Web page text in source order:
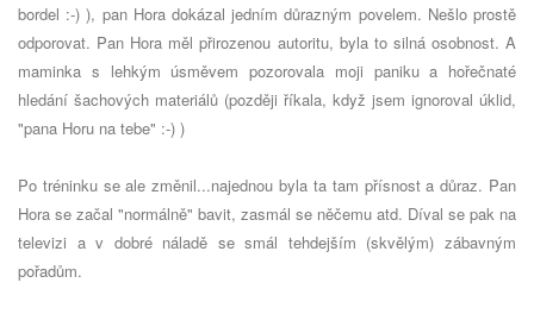
bordel :-) ), pan Hora dokázal jedním důrazným povelem. Nešlo prostě
odporovat. Pan Hora měl přirozenou autoritu, byla to silná osobnost. A
maminka s lehkým úsměvem pozorovala moji paniku a hořečnaté
hledání šachových materiálů (později říkala, když jsem ignoroval úklid,
"pana Horu na tebe" :-) )
Po tréninku se ale změnil...najednou byla ta tam přísnost a důraz. Pan
Hora se začal "normálně" bavit, zasmál se něčemu atd. Díval se pak na
televizi a v dobré náladě se smál tehdejším (skvělým) zábavným
pořadům.